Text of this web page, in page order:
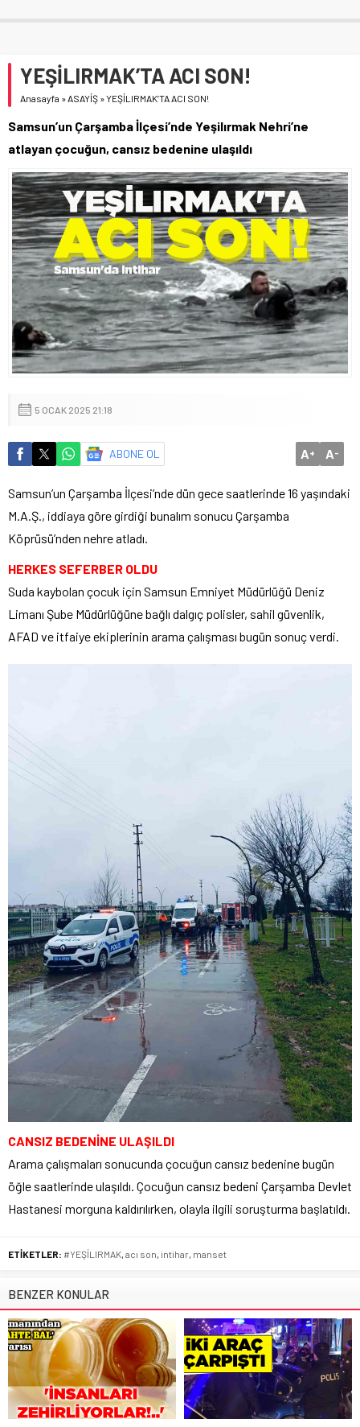
YEŞİLIRMAK’TA ACI SON!
Anasayfa » ASAYİŞ »YEŞİLIRMAK’TA ACI SON!
Samsun’un Çarşamba İlçesi’nde Yeşilırmak Nehri’ne
atlayan çocuğun, cansız bedenine ulaşıldı
5 OCAK 2025 21:18
ABONE OL A+ A-
Samsun’un Çarşamba İlçesi’nde dün gece saatlerinde 16 yaşındaki
M.A.Ş., iddiaya göre girdiği bunalım sonucu Çarşamba
Köprüsü’nden nehre atladı.
HERKES SEFERBER OLDU
Suda kaybolan çocuk için Samsun Emniyet Müdürlüğü Deniz
Limanı Şube Müdürlüğüne bağlı dalgıç polisler, sahil güvenlik,
AFAD ve itfaiye ekiplerinin arama çalışması bugün sonuç verdi.
CANSIZ BEDENİNE ULAŞILDI
Arama çalışmaları sonucunda çocuğun cansız bedenine bugün
öğle saatlerinde ulaşıldı. Çocuğun cansız bedeni Çarşamba Devlet
Hastanesi morguna kaldırılırken, olayla ilgili soruşturma başlatıldı.
ETİKETLER: #YEŞİLIRMAK acı son intihar manset
BENZER KONULAR